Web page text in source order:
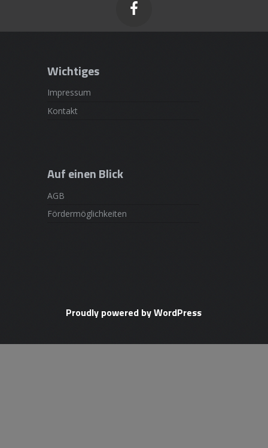

Wichtiges
Impressum
Kontakt
Auf einen Blick
AGB
Fördermöglichkeiten
Proudly powered by WordPress